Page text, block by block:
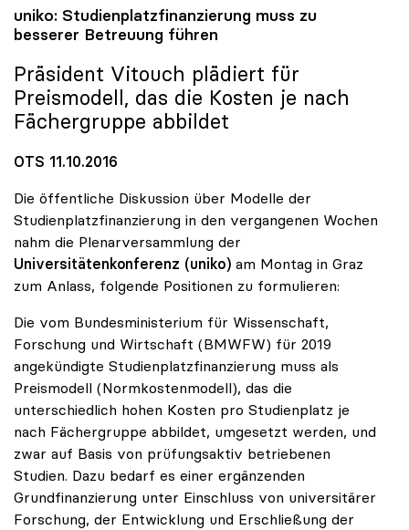
uniko: Studienplatzfinanzierung muss zu
besserer Betreuung führen
Präsident Vitouch plädiert für
Preismodell, das die Kosten je nach
Fächergruppe abbildet
OTS 11.10.2016
Die öffentliche Diskussion über Modelle der
Studienplatzfinanzierung in den vergangenen Wochen
nahm die Plenarversammlung der
Universitätenkonferenz (uniko) am Montag in Graz
zum Anlass, folgende Positionen zu formulieren:
Die vom Bundesministerium für Wissenschaft,
Forschung und Wirtschaft (BMWFW) für 2019
angekündigte Studienplatzfinanzierung muss als
Preismodell (Normkostenmodell), das die
unterschiedlich hohen Kosten pro Studienplatz je
nach Fächergruppe abbildet, umgesetzt werden, und
zwar auf Basis von prüfungsaktiv betriebenen
Studien. Dazu bedarf es einer ergänzenden
Grundfinanzierung unter Einschluss von universitärer
Forschung, der Entwicklung und Erschließung der